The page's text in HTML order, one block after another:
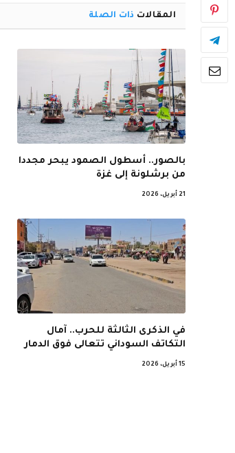
المقالات ذات الصلة
بالصور.. أسطول الصمود يبحر مجددا
من برشلونة إلى غزة
21 أبريل، 2026
في الذكرى الثالثة للحرب.. آمال
التكاتف السوداني تتعالى فوق الدمار
15 أبريل، 2026